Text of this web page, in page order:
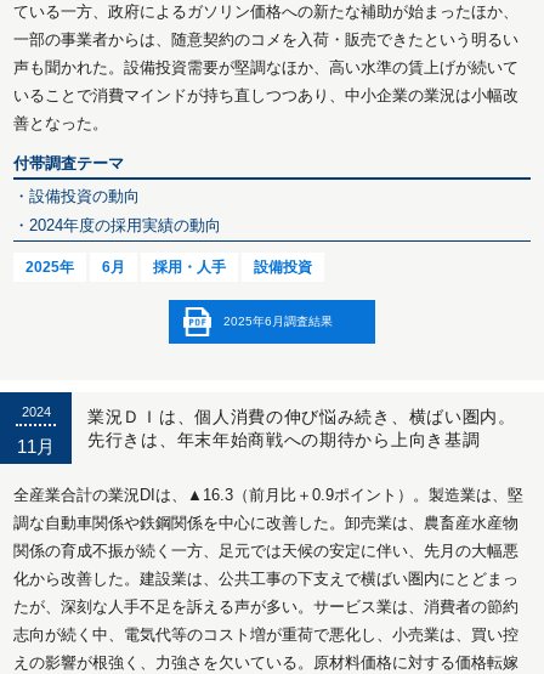
ている一方、政府によるガソリン価格への新たな補助が始まったほか、
一部の事業者からは、随意契約のコメを入荷・販売できたという明るい
声も聞かれた。設備投資需要が堅調なほか、高い水準の賃上げが続いて
いることで消費マインドが持ち直しつつあり、中小企業の業況は小幅改
善となった。
付帯調査テーマ
・設備投資の動向
・2024年度の採用実績の動向
2025年 6月 採用・人手 設備投資
2025年6月調査結果
2024
11月
業況ＤＩは、個人消費の伸び悩み続き、横ばい圏内。
先行きは、年末年始商戦への期待から上向き基調
全産業合計の業況DIは、▲16.3（前月比＋0.9ポイント）。製造業は、堅
調な自動車関係や鉄鋼関係を中心に改善した。卸売業は、農畜産水産物
関係の育成不振が続く一方、足元では天候の安定に伴い、先月の大幅悪
化から改善した。建設業は、公共工事の下支えで横ばい圏内にとどまっ
たが、深刻な人手不足を訴える声が多い。サービス業は、消費者の節約
志向が続く中、電気代等のコスト増が重荷で悪化し、小売業は、買い控
えの影響が根強く、力強さを欠いている。原材料価格に対する価格転嫁